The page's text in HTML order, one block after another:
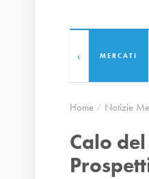
MERCATI
‹
Home Notizie
Calo